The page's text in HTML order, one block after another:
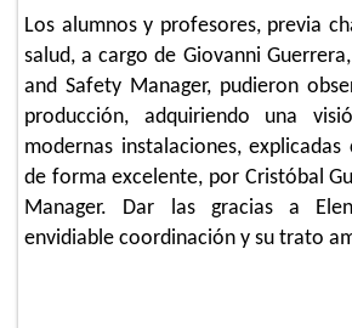
Los alumnos y profesores, previa
salud, a cargo de Giovanni
and Safety Manager, pudieron
producción, adquiriendo una
modernas instalaciones,
de forma excelente, por Cristóbal
Manager. Dar las gracias a
envidiable coordinación y su trato